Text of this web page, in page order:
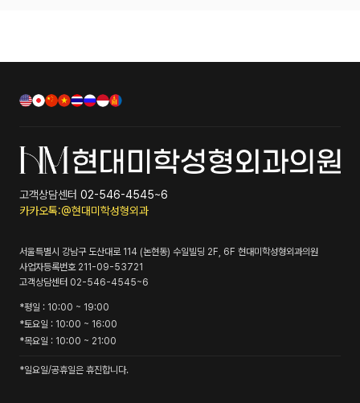
고객상담센터 02-546-4545~6
카카오톡:@현대미학성형외과
서울특별시 강남구 도산대로 114 (논현동) 수일빌딩 2F, 6F 현대미학성형외과의원
사업자등록번호 211-09-53721
고객상담센터 02-546-4545~6
*평일 : 10:00 ~ 19:00
*토요일 : 10:00 ~ 16:00
*목요일 : 10:00 ~ 21:00
*일요일/공휴일은 휴진합니다.